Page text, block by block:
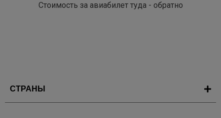
Стоимость за авиабилет туда - обратно
СТРАНЫ